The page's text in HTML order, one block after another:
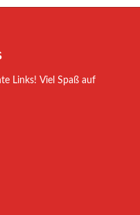
Links! Viel Spaß auf